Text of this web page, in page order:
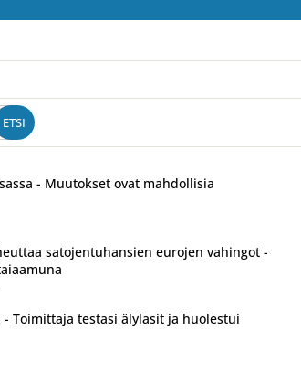
ETSI
- Muutokset ovat mahdollisia
satojentuhansien eurojen vahingot -
Toimittaja testasi älylasit ja huolestui